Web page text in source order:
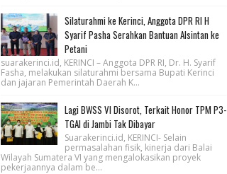
Silaturahmi ke Kerinci, Anggota DPR RI H
Syarif Pasha Serahkan Bantuan Alsintan ke
Petani
suarakerinci.id, KERINCI – Anggota DPR RI, Dr. H. Syarif
Fasha, melakukan silaturahmi bersama Bupati Kerinci
dan jajaran Pemerintah Daerah K...
Lagi BWSS VI Disorot, Terkait Honor TPM P3-
TGAI di Jambi Tak Dibayar
Suarakerinci.id, KERINCI- Selain
permasalahan fisik, kinerja dari Balai
Wilayah Sumatera VI yang mengalokasikan proyek
pekerjaannya dalam be...